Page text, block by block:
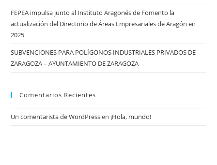
FEPEA impulsa junto al Instituto Aragonés de Fomento la
actualización del Directorio de Áreas Empresariales de Aragón en
2025
SUBVENCIONES PARA POLÍGONOS INDUSTRIALES PRIVADOS DE
ZARAGOZA – AYUNTAMIENTO DE ZARAGOZA
Comentarios Recientes
Un comentarista de WordPressen ¡Hola, mundo!